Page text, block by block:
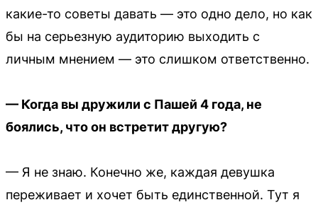
какие-то советы давать — это одно дело, но как
бы на серьезную аудиторию выходить с
личным мнением — это слишком ответственно.
— Когда вы дружили с Пашей 4 года, не
боялись, что он встретит другую?
— Я не знаю. Конечно же, каждая девушка
переживает и хочет быть единственной. Тут я